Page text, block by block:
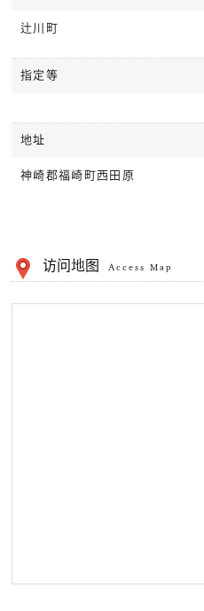
辻川町
指定等
地址
神崎郡福崎町西田原
访问地图 Access Map